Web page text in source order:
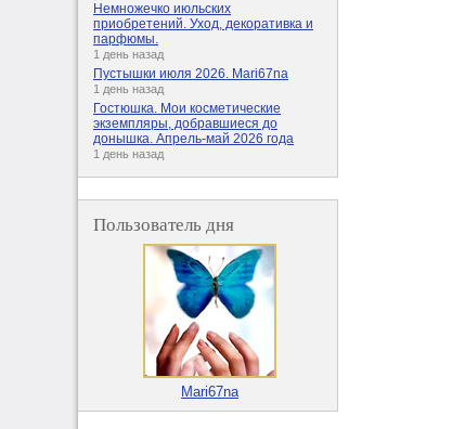
Немножечко июльских
приобретений. Уход, декоративка и
парфюмы.
1 день назад
Пустышки июля 2026. Mari67na
1 день назад
Гостюшка. Мои косметические
экземпляры, добравшиеся до
донышка. Апрель-май 2026 года
1 день назад
Пользователь дня
Mari67na